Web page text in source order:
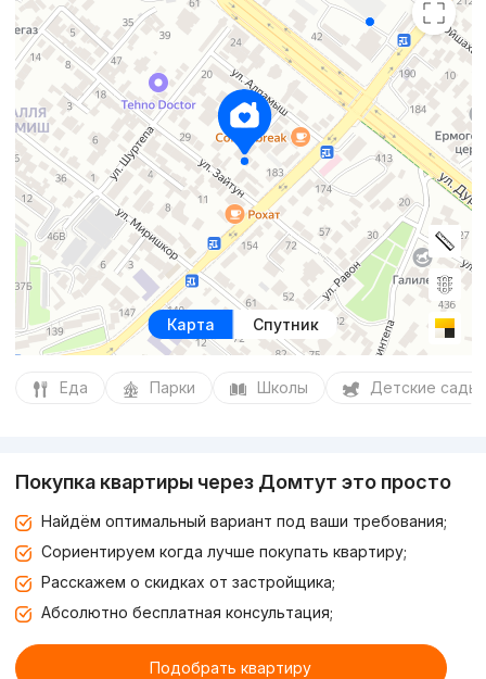
Карта Спутник
Еда Парки Школы Детские сады
Покупка квартиры через Домтут это просто
Найдём оптимальный вариант под ваши требования;
Сориентируем когда лучше покупать квартиру;
Расскажем о скидках от застройщика;
Абсолютно бесплатная консультация;
Подобрать квартиру